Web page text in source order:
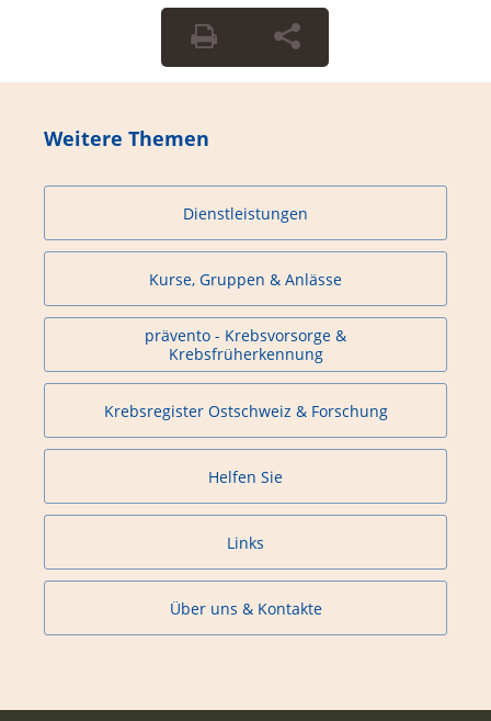
Weitere Themen
Dienstleistungen
Kurse, Gruppen & Anlässe
prävento - Krebsvorsorge &
Krebsfrüherkennung
Krebsregister Ostschweiz & Forschung
Helfen Sie
Links
Über uns & Kontakte